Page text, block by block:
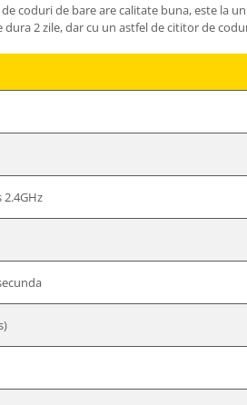
coduri de bare are calitate buna, este la
2 zile, dar cu un astfel de cititor de
2.4GHz